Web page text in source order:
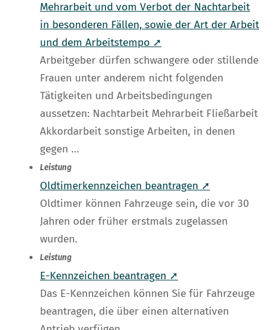
Mehrarbeit und vom Verbot der Nachtarbeit
in besonderen Fällen, sowie der Art der Arbeit
und dem Arbeitstempo ➚
Arbeitgeber dürfen schwangere oder stillende
Frauen unter anderem nicht folgenden
Tätigkeiten und Arbeitsbedingungen
aussetzen: Nachtarbeit Mehrarbeit Fließarbeit
Akkordarbeit sonstige Arbeiten, in denen
gegen …
Leistung
Oldtimerkennzeichen beantragen ➚
Oldtimer können Fahrzeuge sein, die vor 30
Jahren oder früher erstmals zugelassen
wurden.
Leistung
E-Kennzeichen beantragen ➚
Das E-Kennzeichen können Sie für Fahrzeuge
beantragen, die über einen alternativen